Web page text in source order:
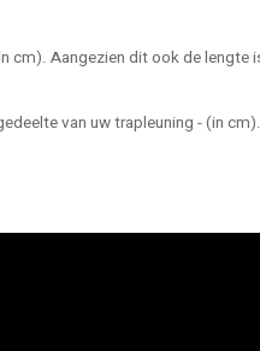
cm). Aangezien dit ook de lengte
van uw trapleuning - (in cm).